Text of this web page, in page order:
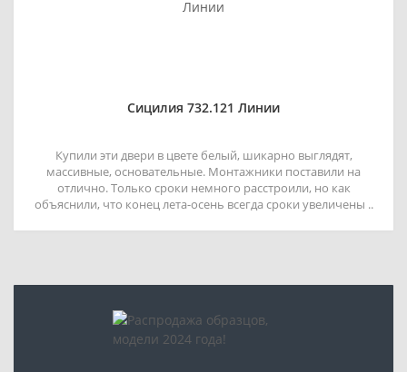
Сицилия 732.121 Линии
Купили эти двери в цвете белый, шикарно выглядят,
массивные, основательные. Монтажники поставили на
отлично. Только сроки немного расстроили, но как
объяснили, что конец лета-осень всегда сроки увеличены ..